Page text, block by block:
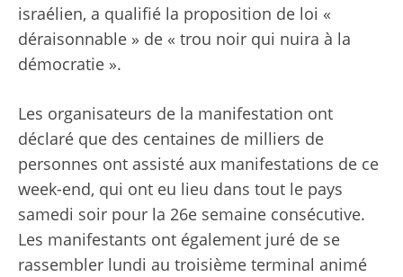
israélien, a qualifié la proposition de loi «
déraisonnable » de « trou noir qui nuira à la
démocratie ».
Les organisateurs de la manifestation ont
déclaré que des centaines de milliers de
personnes ont assisté aux manifestations de ce
week-end, qui ont eu lieu dans tout le pays
samedi soir pour la 26e semaine consécutive.
Les manifestants ont également juré de se
rassembler lundi au troisième terminal animé